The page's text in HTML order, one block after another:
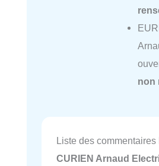
non
Liste des commentaires
CURIEN Arnaud